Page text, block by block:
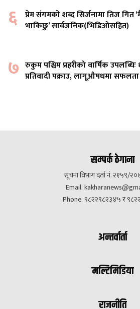
६ प्रेम संगमको शब्द सिर्जनामा तिज गित
भाकिछु’ सार्वजनिक(भिडिओसहित)
७ रुकुम पश्चिम प्रहरीको वार्षिक
प्रतिवादी पक्राउ, लागूऔषधमा सफलता
सम्पर्क ठेगाना
सूचना विभाग दर्ता नं. २१५९/
Email:
Phone: ९८२२९८२३४५ र
अन्तर्वार्ता
मल्टिमिडिया
राजनीति